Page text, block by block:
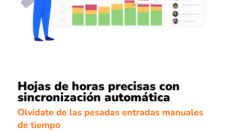
Hojas de horas precisas con
sincronización automática
Olvídate de las pesadas entradas manuales
de tiempo